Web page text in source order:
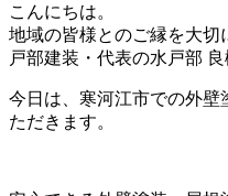
こんにちは。
地域の皆様とのご縁を大切
戸部建装・代表の水戸部 良
今日は、寒河江市での外壁
ただきます。